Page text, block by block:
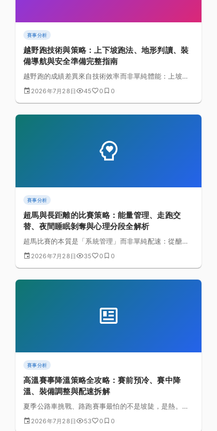
賽事分析
越野跑技術與策略：上下坡跑法、地形判讀、裝
備導航與安全準備完整指南
越野跑的成績差異來自技術效率而非單純體能：上坡快
走的節能邏輯、下坡穩定重心的落地技巧、依地形轉換
跑法的判讀方式，以及裝備、導航與強制安全裝備的實
2026年7月28日 45 0 0
賽事分析
超馬與長距離的比賽策略：能量管理、走跑交
替、夜間睡眠剝奪與心理分段全解析
超馬比賽的本質是「系統管理」而非單純配速：從醣類
與電解質的能量帳本、走跑交替的生理與心理效益，到
跨夜賽事的睡眠剝奪因應，以及把巨大距離拆解成可執
略。
2026年7月28日 35 0 0
賽事分析
高溫賽事降溫策略全攻略：賽前預冷、賽中降
溫、裝備調整與配速拆解
夏季公路車挑戰、路跑賽事最怕的不是坡陡，是熱。本
文從賽前預冷、賽中主動降溫手段、裝備選擇到配速策
略拆解，提供一套完整可執行的高溫賽事應對架構，幫
2026年7月28日 53 0 0